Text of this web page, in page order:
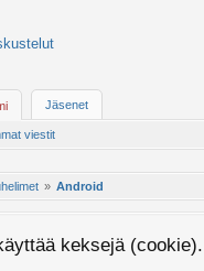
viestit
Jäsenet
Android
keksejä